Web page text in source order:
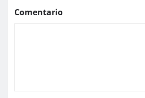
Comentario